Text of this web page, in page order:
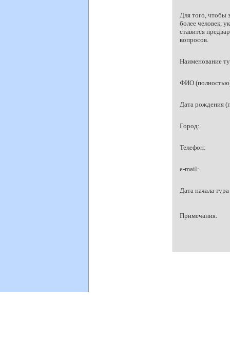
Для того, чтобы
более человек,
ставится
вопросов.
Наименование
ФИО
Дата рождения
Город:
Телефон:
e-mail:
Дата начала тура
Примечания: